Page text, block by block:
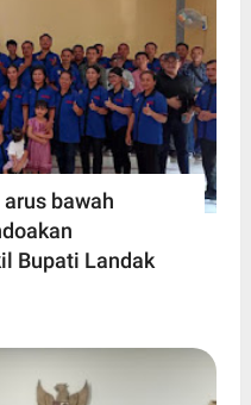
bawah
Bupati Landak